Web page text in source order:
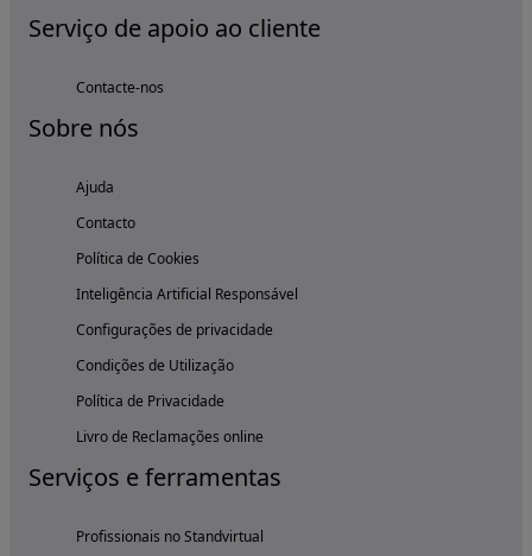
Serviço de apoio ao cliente
Contacte-nos
Sobre nós
Ajuda
Contacto
Política de Cookies
Inteligência Artificial Responsável
Configurações de privacidade
Condições de Utilização
Política de Privacidade
Livro de Reclamações online
Serviços e ferramentas
Profissionais no Standvirtual